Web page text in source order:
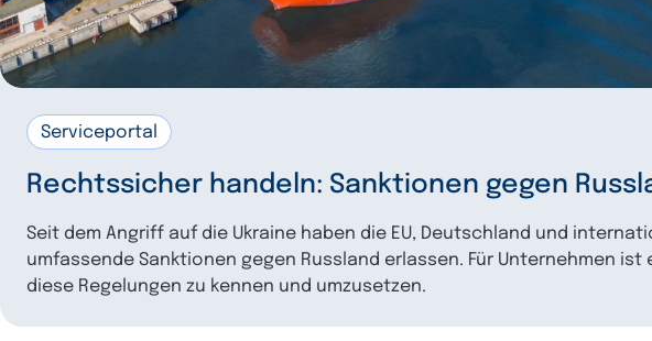
Serviceportal
Rechtssicher handeln: Sanktionen gegen
Seit dem Angriff auf die Ukraine haben die EU, Deutschland und
umfassende Sanktionen gegen Russland erlassen. Für Unternehmen
diese Regelungen zu kennen und umzusetzen.